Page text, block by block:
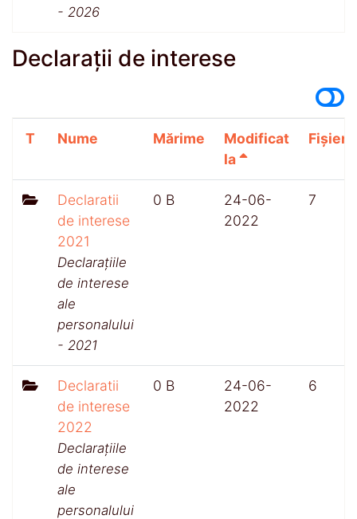
- 2026
Declarații de interese
T Nume Mărime
Modificat
la
Fișiere
Declaratii
de interese
2021
Declarațiile
de interese
ale
personalului
- 2021
0 B
24-06-
2022
7
Declaratii
de interese
2022
Declarațiile
de interese
ale
personalului
0 B
24-06-
2022
6